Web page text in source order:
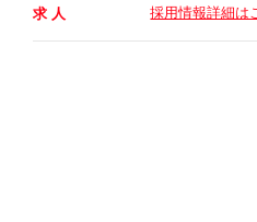
求 人 採用情報詳細は